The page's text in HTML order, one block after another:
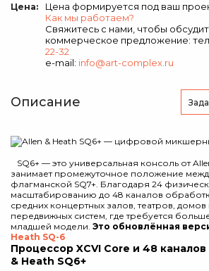
Цена:
Цена формируется под ваш
Как мы работаем?
Свяжитесь с нами, чтобы
коммерческое предложение:
22-32
e-mail: info@art-complex.ru
Описание
SQ6+ — это универсальная консоль от
занимает промежуточное положение
флагманской SQ7+. Благодаря 24
масштабированию до 48 каналов
средних концертных залов, театров, домов
передвижных систем, где требуется
младшей модели. Это обновлённая
Heath SQ-6
Процессор XCVI Core и 48
& Heath SQ6+